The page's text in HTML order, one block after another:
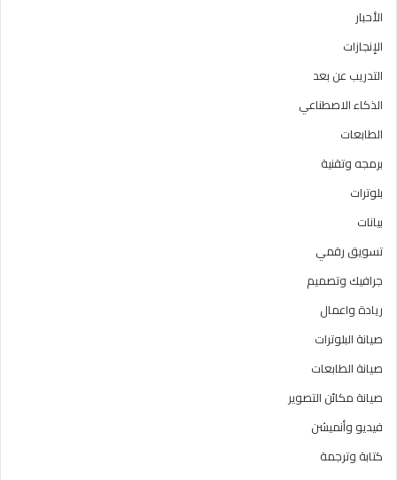
الأحبار
الإنجازات
التدريب عن بعد
الذكاء الاصطناعي
الطابعات
برمجه وتقنية
بلوترات
بيانات
تسويق رقمي
جرافيك وتصميم
ريادة واعمال
صيانة البلوترات
صيانة الطابعات
صيانة مكائن التصوير
فيديو وأنميشن
كتابة وترجمة